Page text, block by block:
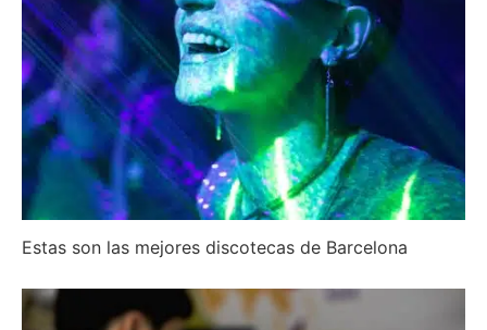
Estas son las mejores discotecas de Barcelona